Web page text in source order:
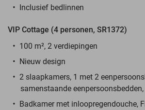
Inclusief bedlinnen
VIP Cottage (4 personen, SR1372)
100 m², 2 verdiepingen
Nieuw design
2 slaapkamers, 1 met 2
samenstaande
Badkamer met inloopregendouche,